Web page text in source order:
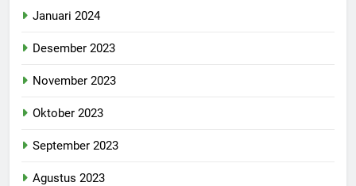
Januari 2024
Desember 2023
November 2023
Oktober 2023
September 2023
Agustus 2023